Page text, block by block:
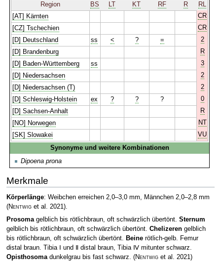
Region
BS LT KT RF R
RL
[AT] Kärnten
CR
[CZ] Tschechien
CR
[D] Deutschland
ss < ? =
2
[D] Brandenburg
R
[D] Baden-Württemberg
ss
3
[D] Niedersachsen
2
[D] Niedersachsen (T)
2
[D] Schleswig-Holstein
ex ? ? ?
0
[D] Sachsen-Anhalt
R
[NO] Norwegen
NT
[SK] Slowakei
VU
Synonyme und weitere Kombinationen
Dipoena prona
Merkmale
Körperlänge: Weibchen erreichen 2,0–3,0 mm, Männchen 2,0–2,8 mm
(Nentwiget al. 2021).
Prosomagelblich bis rötlichbraun, oft schwärzlich übertönt. Sternum
gelblich bis rötlichbraun, oft schwärzlich übertönt. Chelizerengelblich
bis rötlichbraun, oft schwärzlich übertönt.
Beinerötlich-gelb. Femur
distal braun. Tibia Ⅰ und Ⅱ distal braun, Tibia Ⅳ mitunter schwarz.
Opisthosomadunkelgrau bis fast schwarz. (Nentwiget al. 2021)